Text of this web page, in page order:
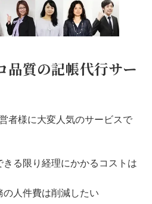
品質の記帳代行サー
者様に大変人気のサービスで
る限り経理にかかるコストは
人件費は削減したい